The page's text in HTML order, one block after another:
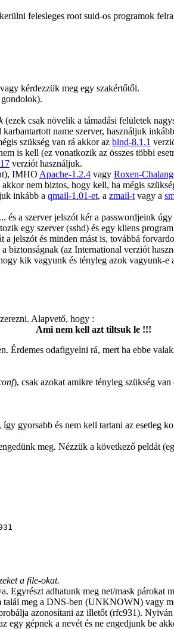
felesleges root suid-os programok
kérdezzük meg egy szakértőtől.
(ezek csak növelik a támadási felületek
name szerver, használjuk
szükség van rá akkor az bind-8.1.1
is kell (ez vonatkozik az összes többi
verziót használjuk.
IMHO Apache-1.2.4 vagy Roxen-
nem biztos, hogy kell, ha mégis
inkább a qmail-1.01-et, a zmail-t vagy a
a szerver jelszót kér a passwordjeink
egy szerver (sshd) és egy kliens
jelszót és minden mást is, továbbá
biztonságnak (az International verziót
kik vagyunk és tényleg azok vagyunk-
Alapvető, hogy :
Ami nem kell azt tiltsuk le !!!
Érdemes odafigyelni rá, mert ha ebbe
), csak azokat amikre tényleg szükség
gyorsabb és nem kell tartani az esetleg
meg. Nézzük a következő peldát
a file-okat.
Egyrészt adhatunk meg net/mask párokat
meg a DNS-ben (UNKNOWN) vagy
azonosítani az illetőt (rfc931).
gépnek a nevét és ne engedjunk be